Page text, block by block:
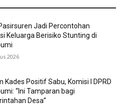
Jadi Percontohan
Keluarga Berisiko Stunting di
2026
Kades Positif Sabu, Komisi I DPRD
“Ini Tamparan bagi
Desa”